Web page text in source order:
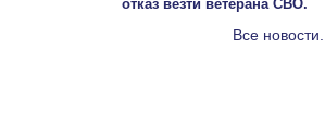
отказ везти ветерана СВО.
Все новости...